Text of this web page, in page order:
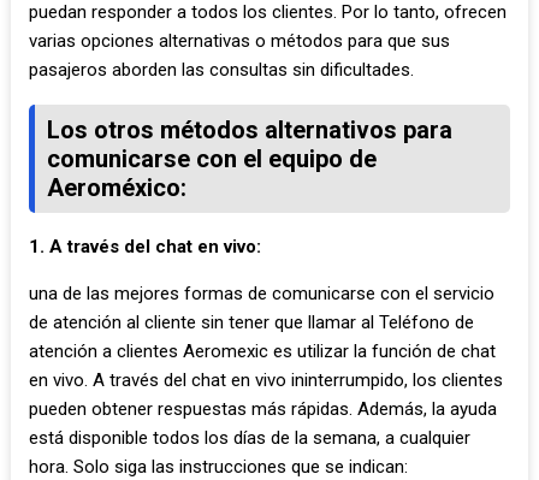
puedan responder a todos los clientes. Por lo tanto, ofrecen
varias opciones alternativas o métodos para que sus
pasajeros aborden las consultas sin dificultades.
Los otros métodos alternativos para
comunicarse con el equipo de
Aeroméxico:
1. A través del chat en vivo:
una de las mejores formas de comunicarse con el servicio
de atención al cliente sin tener que llamar al Teléfono de
atención a clientes Aeromexic es utilizar la función de chat
en vivo. A través del chat en vivo ininterrumpido, los clientes
pueden obtener respuestas más rápidas. Además, la ayuda
está disponible todos los días de la semana, a cualquier
hora. Solo siga las instrucciones que se indican: